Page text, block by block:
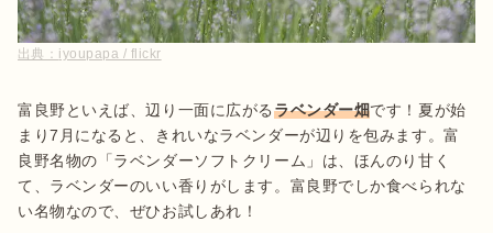
出典： iyoupapa / flickr
富良野といえば、辺り一面に広がるラベンダー畑です！夏が始
まり7月になると、きれいなラベンダーが辺りを包みます。富
良野名物の「ラベンダーソフトクリーム」は、ほんのり甘く
て、ラベンダーのいい香りがします。富良野でしか食べられな
い名物なので、ぜひお試しあれ！